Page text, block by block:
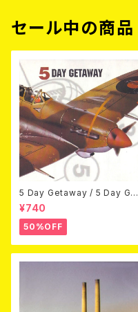
セール中の商品
5 Day Getaway / 5 Day Get
away (CDEP)
¥740
50%OFF